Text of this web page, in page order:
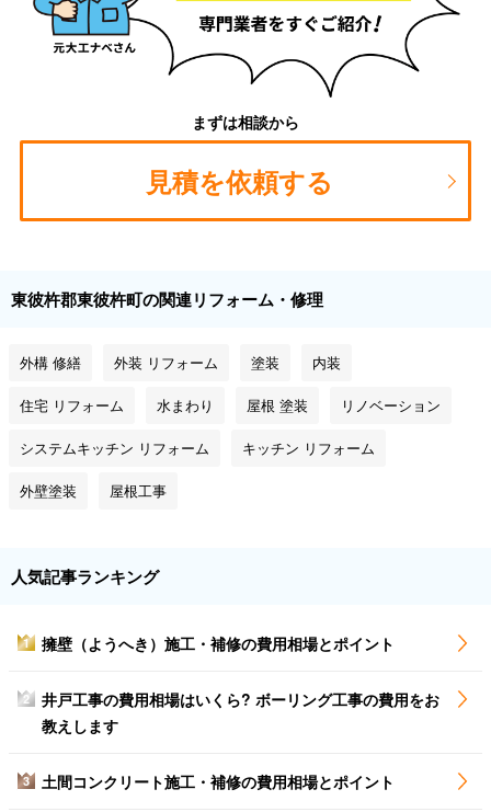
まずは相談から
見積を依頼する
東彼杵郡東彼杵町の関連リフォーム・修理
外構 修繕 外装 リフォーム 塗装 内装
住宅 リフォーム 水まわり 屋根 塗装 リノベーション
システムキッチン リフォーム キッチン リフォーム
外壁塗装 屋根工事
人気記事ランキング
1 擁壁（ようへき）施工・補修の費用相場とポイント
2
井戸工事の費用相場はいくら? ボーリング工事の費用をお
教えします
3 土間コンクリート施工・補修の費用相場とポイント